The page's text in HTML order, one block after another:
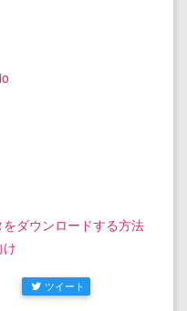
ダウンロードする方法
け
ツイート